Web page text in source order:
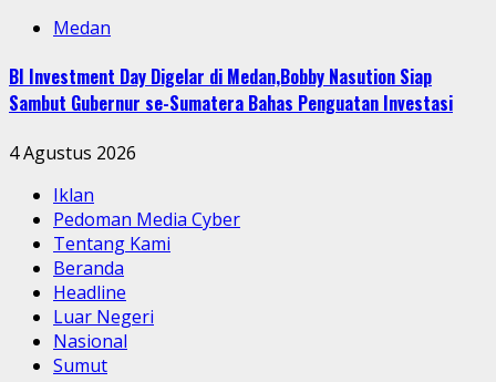
Medan
BI Investment Day Digelar di Medan,Bobby Nasution Siap
Sambut Gubernur se-Sumatera Bahas Penguatan Investasi
4 Agustus 2026
Iklan
Pedoman Media Cyber
Tentang Kami
Beranda
Headline
Luar Negeri
Nasional
Sumut